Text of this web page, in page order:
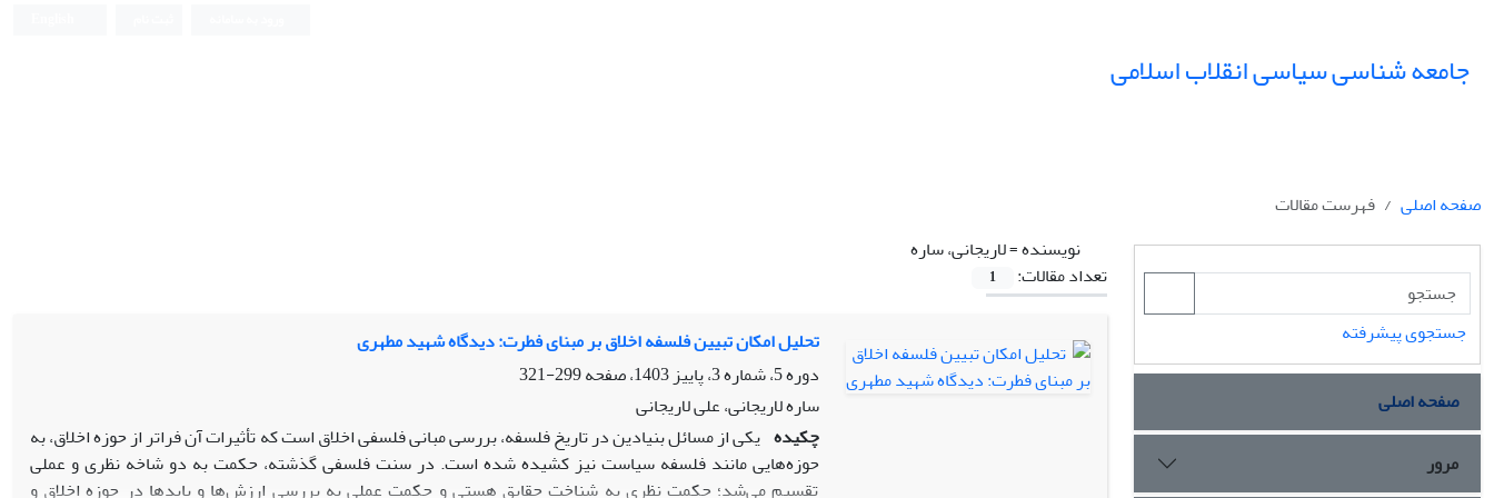
جامعه شناسی سیاسی انقلاب اسلامی
صفحه اصلی
فهرست مقالات
نویسنده =لاریجانی، ساره
تعداد مقالات:
1
تحلیل امکان تبیین فلسفه اخلاق بر مبنای فطرت: دیدگاه شهید مطهری
دوره 5، شماره 3، پاییز 1403، صفحه
299-321
ساره لاریجانی، علی لاریجانی
چکیده یکی از مسائل بنیادین در تاریخ فلسفه، بررسی مبانی فلسفی اخلاق است که تأثیرات آن فراتر از حوزه اخلاق، به
حوزه‌هایی مانند فلسفه سیاست نیز کشیده شده است. در سنت فلسفی گذشته، حکمت به دو شاخه نظری و عملی
تقسیم می‌شد؛ حکمت نظری به شناخت حقایق هستی و حکمت عملی به بررسی ارزش‌ها و بایدها در حوزه اخلاق و
جستجوی پیشرفته
صفحه اصلی
مرور